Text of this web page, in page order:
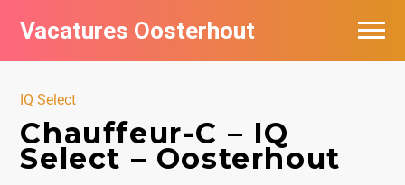
Vacatures Oosterhout
IQ Select
Chauffeur-C – IQ
Select – Oosterhout
Vacatures per bedrijf